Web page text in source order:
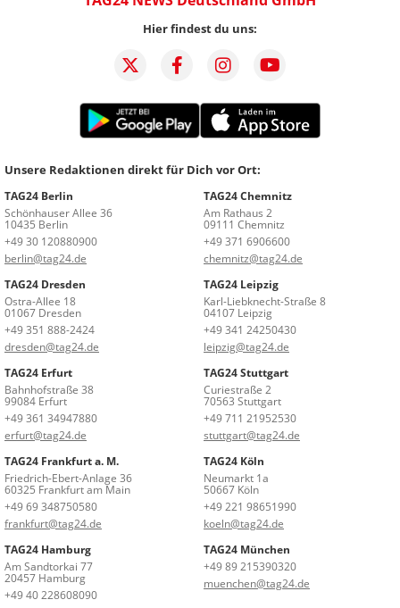
Hier findest du uns:
Unsere Redaktionen direkt für Dich vor Ort:
TAG24 Berlin
Schönhauser Allee 36
10435 Berlin
+49 30 120880900
berlin@tag24.de
TAG24 Chemnitz
Am Rathaus 2
09111 Chemnitz
+49 371 6906600
chemnitz@tag24.de
TAG24 Dresden
Ostra-Allee 18
01067 Dresden
+49 351 888-2424
dresden@tag24.de
TAG24 Leipzig
Karl-Liebknecht-Straße 8
04107 Leipzig
+49 341 24250430
leipzig@tag24.de
TAG24 Erfurt
Bahnhofstraße 38
99084 Erfurt
+49 361 34947880
erfurt@tag24.de
TAG24 Stuttgart
Curiestraße 2
70563 Stuttgart
+49 711 21952530
stuttgart@tag24.de
TAG24 Frankfurt a. M.
Friedrich-Ebert-Anlage 36
60325 Frankfurt am Main
+49 69 348750580
frankfurt@tag24.de
TAG24 Köln
Neumarkt 1a
50667 Köln
+49 221 98651990
koeln@tag24.de
TAG24 Hamburg
Am Sandtorkai 77
20457 Hamburg
+49 40 228608090
TAG24 München
+49 89 215390320
muenchen@tag24.de